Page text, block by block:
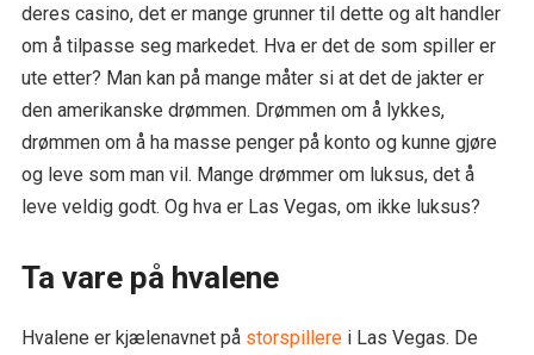
deres casino, det er mange grunner til dette og alt handler
om å tilpasse seg markedet. Hva er det de som spiller er
ute etter? Man kan på mange måter si at det de jakter er
den amerikanske drømmen. Drømmen om å lykkes,
drømmen om å ha masse penger på konto og kunne gjøre
og leve som man vil. Mange drømmer om luksus, det å
leve veldig godt. Og hva er Las Vegas, om ikke luksus?
Ta vare på hvalene
Hvalene er kjælenavnet på storspillerei Las Vegas. De